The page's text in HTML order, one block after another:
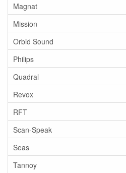
Magnat
Mission
Orbid Sound
Philips
Quadral
Revox
RFT
Scan-Speak
Seas
Tannoy